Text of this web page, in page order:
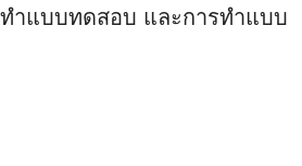
ำแบบทดสอบ และการทำแบบ